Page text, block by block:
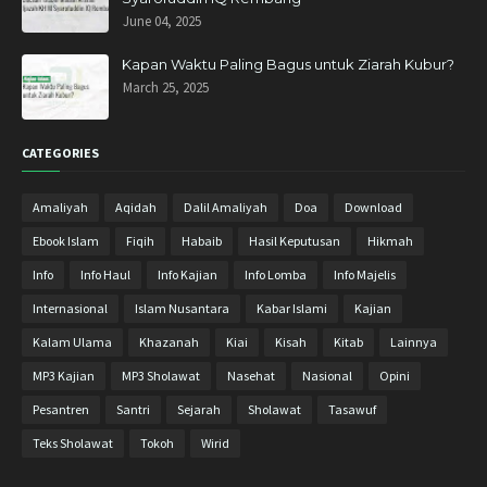
Desember 2018 10
November 2018
September 2018
Juni 2018
Mei 2018
April 2018
Maret 2018
Februari 2018
Januari 2018
June 04, 2025
Kapan Waktu Paling Bagus untuk Ziarah Kubur?
March 25, 2025
CATEGORIES
Amaliyah Aqidah Dalil Amaliyah Doa Download
Ebook Islam Fiqih Habaib Hasil Keputusan Hikmah
Info Info Haul Info Kajian Info Lomba Info Majelis
Internasional Islam Nusantara Kabar Islami Kajian
Kalam Ulama Khazanah Kiai Kisah Kitab Lainnya
MP3 Kajian MP3 Sholawat Nasehat Nasional Opini
Pesantren Santri Sejarah Sholawat Tasawuf
Teks Sholawat Tokoh Wirid